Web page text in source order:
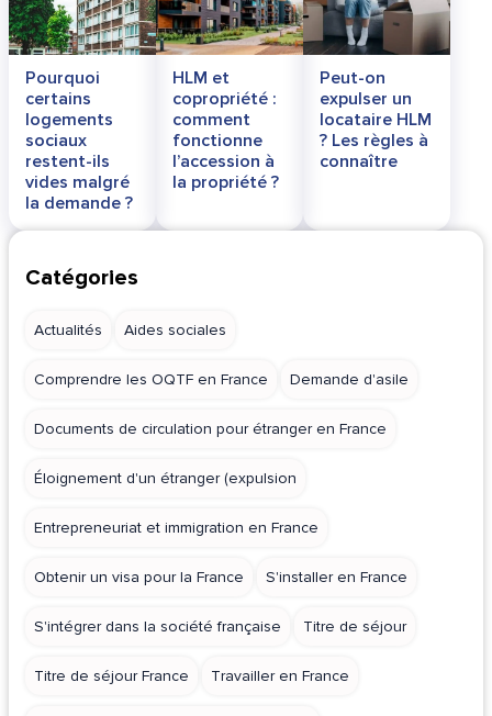
Pourquoi
certains
logements
sociaux
restent-ils
vides malgré
la demande ?
HLM et
copropriété :
comment
fonctionne
l’accession à
la propriété ?
Peut-on
expulser un
locataire HLM
? Les règles à
connaître
Catégories
Actualités Aides sociales
Comprendre les OQTF en France Demande d'asile
Documents de circulation pour étranger en France
Éloignement d'un étranger (expulsion
Entrepreneuriat et immigration en France
Obtenir un visa pour la France S'installer en France
S'intégrer dans la société française Titre de séjour
Titre de séjour France Travailler en France